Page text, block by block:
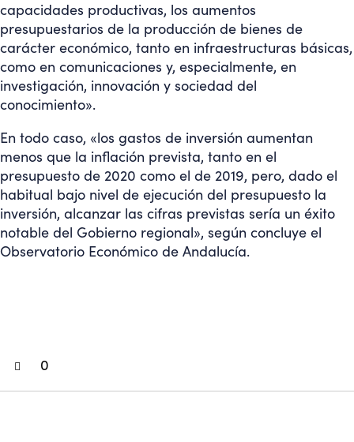
capacidades productivas, los aumentos
presupuestarios de la producción de bienes de
carácter económico, tanto en infraestructuras básicas,
como en comunicaciones y, especialmente, en
investigación, innovación y sociedad del
conocimiento».
En todo caso, «los gastos de inversión aumentan
menos que la inflación prevista, tanto en el
presupuesto de 2020 como el de 2019, pero, dado el
habitual bajo nivel de ejecución del presupuesto la
inversión, alcanzar las cifras previstas sería un éxito
notable del Gobierno regional», según concluye el
Observatorio Económico de Andalucía.
0